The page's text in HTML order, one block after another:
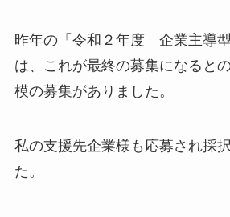
昨年の「令和２年度 企業主導
は、これが最終の募集になると
模の募集がありました。
私の支援先企業様も応募され採
た。